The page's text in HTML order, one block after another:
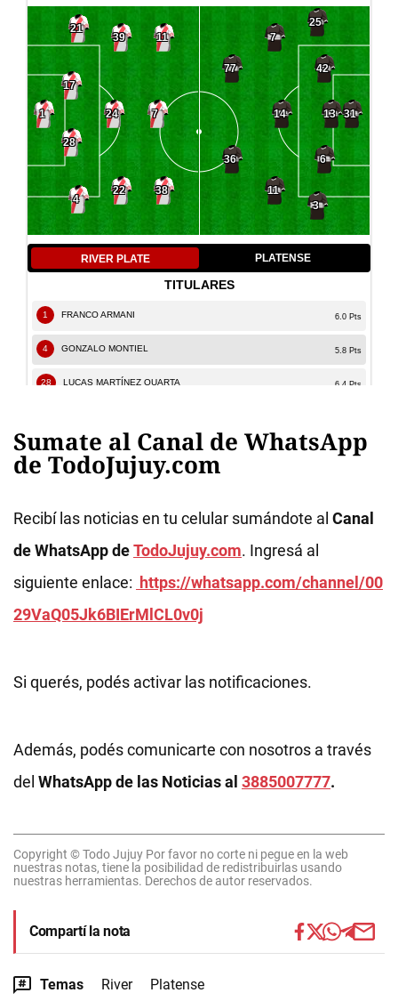
Sumate al Canal de WhatsApp
de TodoJujuy.com
Recibí las noticias en tu celular sumándote al Canal
de WhatsApp deTodoJujuy.com. Ingresá al
siguiente enlace: https://whatsapp.com/channel/00
29VaQ05Jk6BIErMlCL0v0j
Si querés, podés activar las notificaciones.
Además, podés comunicarte con nosotros a través
del WhatsApp de las Noticias al 3885007777.
Copyright © Todo Jujuy Por favor no corte ni pegue en la web
nuestras notas, tiene la posibilidad de redistribuirlas usando
nuestras herramientas. Derechos de autor reservados.
Compartí la nota
Temas River Platense